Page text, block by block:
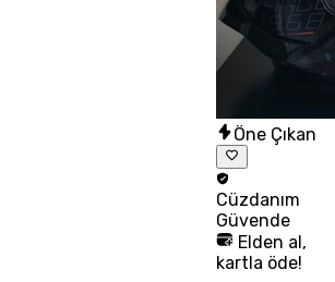
Öne Çıkan
Cüzdanım
Güvende
Elden al,
kartla öde!